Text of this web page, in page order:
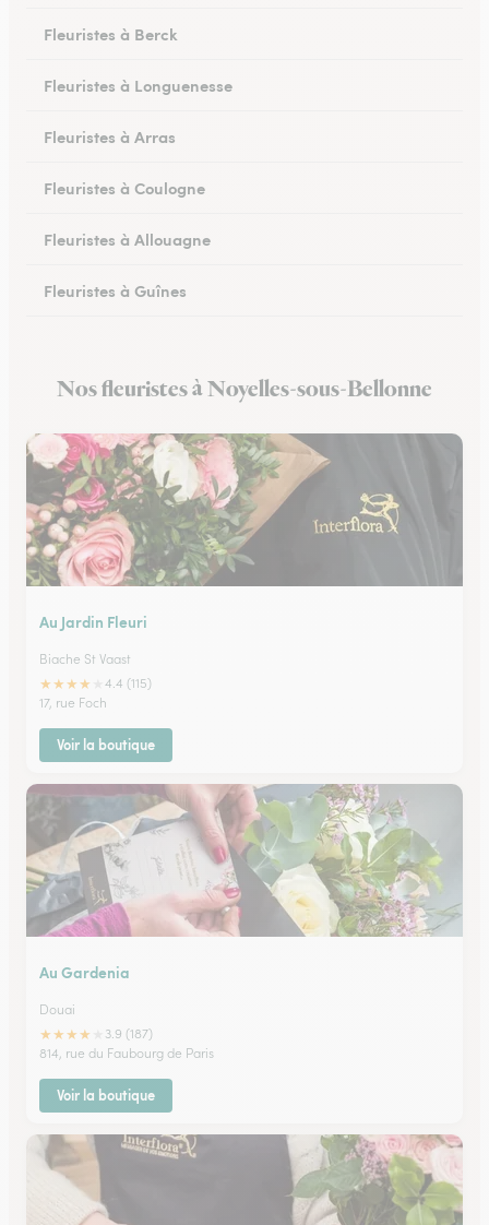
Fleuristes à Berck
Fleuristes à Longuenesse
Fleuristes à Arras
Fleuristes à Coulogne
Fleuristes à Allouagne
Fleuristes à Guînes
Fleuristes à Rang-du-Fliers
Nos fleuristes à Noyelles-sous-Bellonne
Au Jardin Fleuri
Biache St Vaast
★★★★
4.4 (115)
17, rue Foch
Voir la boutique
Au Gardenia
Douai
★★★★
3.9 (187)
814, rue du Faubourg de Paris
Voir la boutique